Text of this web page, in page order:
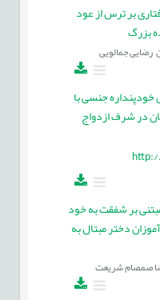
بر ترس از عود
بزرگ
جمالویی
جنسی با
در شرف ازدواج
بر شفقت به خود
دختر مبتال به
صمصام شریعت